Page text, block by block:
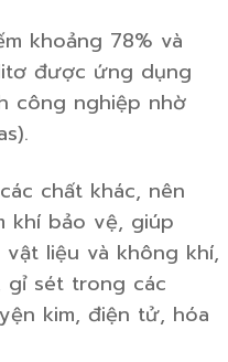
khoảng 78% và
được ứng dụng
công nghiệp nhờ
chất khác, nên
khí bảo vệ, giúp
liệu và không khí,
gỉ sét trong các
kim, điện tử, hóa